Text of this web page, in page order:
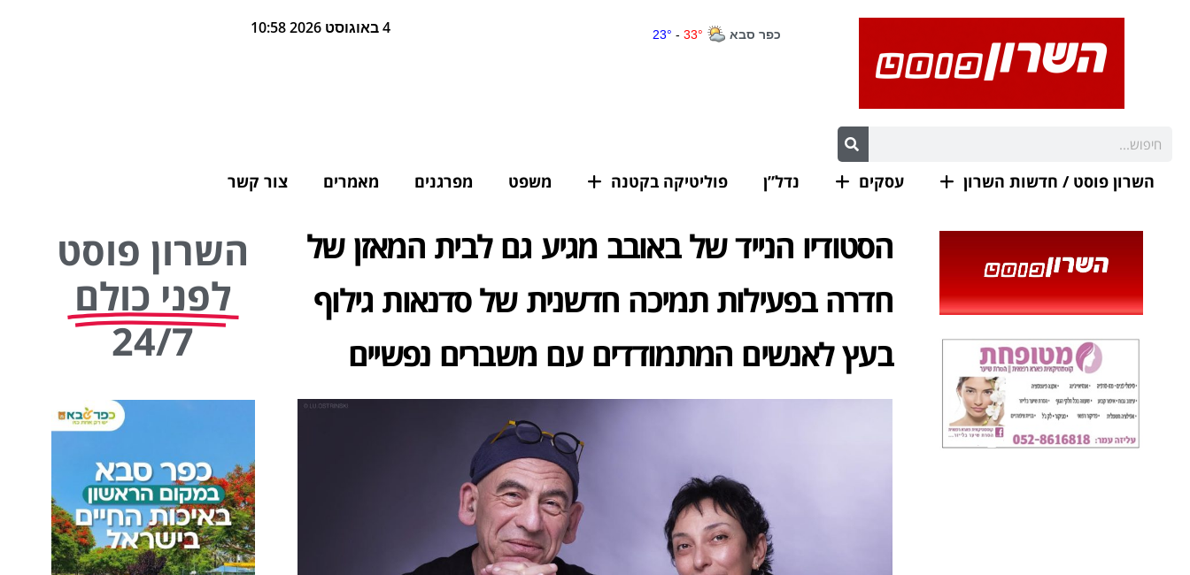
4 באוגוסט 2026 10:58
השרון פוסט / חדשות השרון עסקים נדל”ן פוליטיקה בקטנה משפט מפרגנים מאמרים צור קשר
הסטודיו הנייד של באובב מגיע גם לבית המאזן של
חדרה בפעילות תמיכה חדשנית של סדנאות גילוף
בעץ לאנשים המתמודדים עם משברים נפשיים
השרון פוסט
לפני כולם
24/7